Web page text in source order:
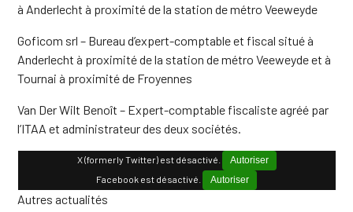
à Anderlecht à proximité de la station de métro Veeweyde
Goficom srl – Bureau d’expert-comptable et fiscal situé à
Anderlecht à proximité de la station de métro Veeweyde et à
Tournai à proximité de Froyennes
Van Der Wilt Benoît – Expert-comptable fiscaliste agréé par
l’ITAA et administrateur des deux sociétés.
X (formerly Twitter) est désactivé.
Autoriser
Facebook est désactivé.
Autoriser
Autres actualités